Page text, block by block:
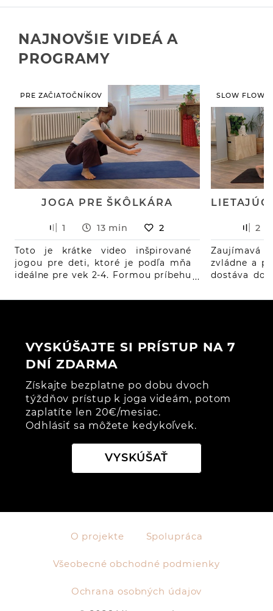
NAJNOVŠIE VIDEÁ A
PROGRAMY
PRE ZAČIATOČNÍKOV
JOGA PRE ŠKÔLKÁRA
1 13 min 2
Toto je krátke video inšpirované
jogou pre deti, ktoré je podľa mňa
ideálne pre vek 2-4. Formou príbehu
známych jogových pozícií.
SLOW FLOW
2
zvládne a
dostáva do
zabrať, ale
VYSKÚŠAJTE SI PRÍSTUP NA 7
DNÍ ZDARMA
Získajte bezplatne po dobu dvoch
týždňov prístup k joga videám, potom
zaplatíte len 20€/mesiac.
Odhlásiť sa môžete kedykoľvek.
VYSKÚŠAŤ
O projekte Spolupráca
Všeobecné obchodné podmienky
Ochrana osobných údajov